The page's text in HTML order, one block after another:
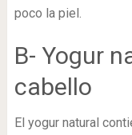
poco la piel.
B- Yogur
cabello
El yogur natural